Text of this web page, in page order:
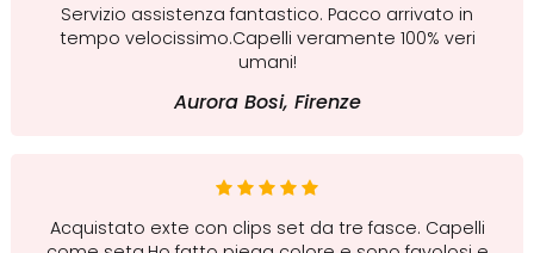
Servizio assistenza fantastico. Pacco arrivato in
tempo velocissimo.Capelli veramente 100% veri
umani!
Aurora Bosi, Firenze
Acquistato exte con clips set da tre fasce. Capelli